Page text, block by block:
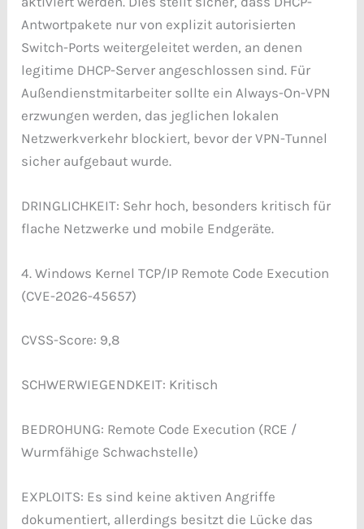
Antwortpakete nur von explizit autorisierten
Switch-Ports weitergeleitet werden, an denen
legitime DHCP-Server angeschlossen sind. Für
Außendienstmitarbeiter sollte ein Always-On-VPN
erzwungen werden, das jeglichen lokalen
Netzwerkverkehr blockiert, bevor der VPN-Tunnel
sicher aufgebaut wurde.
DRINGLICHKEIT: Sehr hoch, besonders kritisch für
flache Netzwerke und mobile Endgeräte.
4. Windows Kernel TCP/IP Remote Code Execution
(CVE-2026-45657)
CVSS-Score: 9,8
SCHWERWIEGENDKEIT: Kritisch
BEDROHUNG: Remote Code Execution (RCE /
Wurmfähige Schwachstelle)
EXPLOITS: Es sind keine aktiven Angriffe
dokumentiert, allerdings besitzt die Lücke das